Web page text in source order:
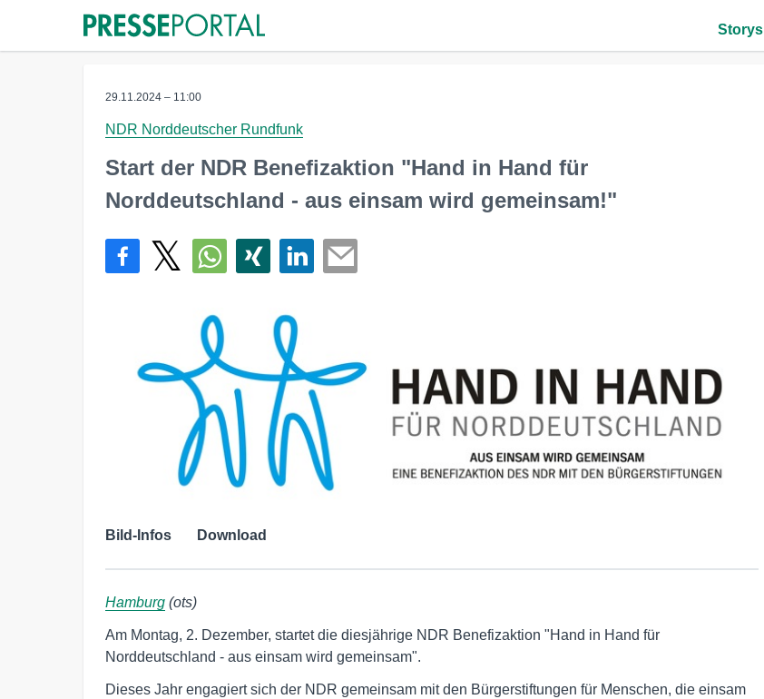
Storys
29.11.2024 – 11:00
NDR Norddeutscher Rundfunk
Start der NDR Benefizaktion "Hand in Hand für
Norddeutschland - aus einsam wird gemeinsam!"
Bild-Infos Download
Hamburg (ots)
Am Montag, 2. Dezember, startet die diesjährige NDR Benefizaktion "Hand in Hand für
Norddeutschland - aus einsam wird gemeinsam".
Dieses Jahr engagiert sich der NDR gemeinsam mit den Bürgerstiftungen für Menschen, die einsam